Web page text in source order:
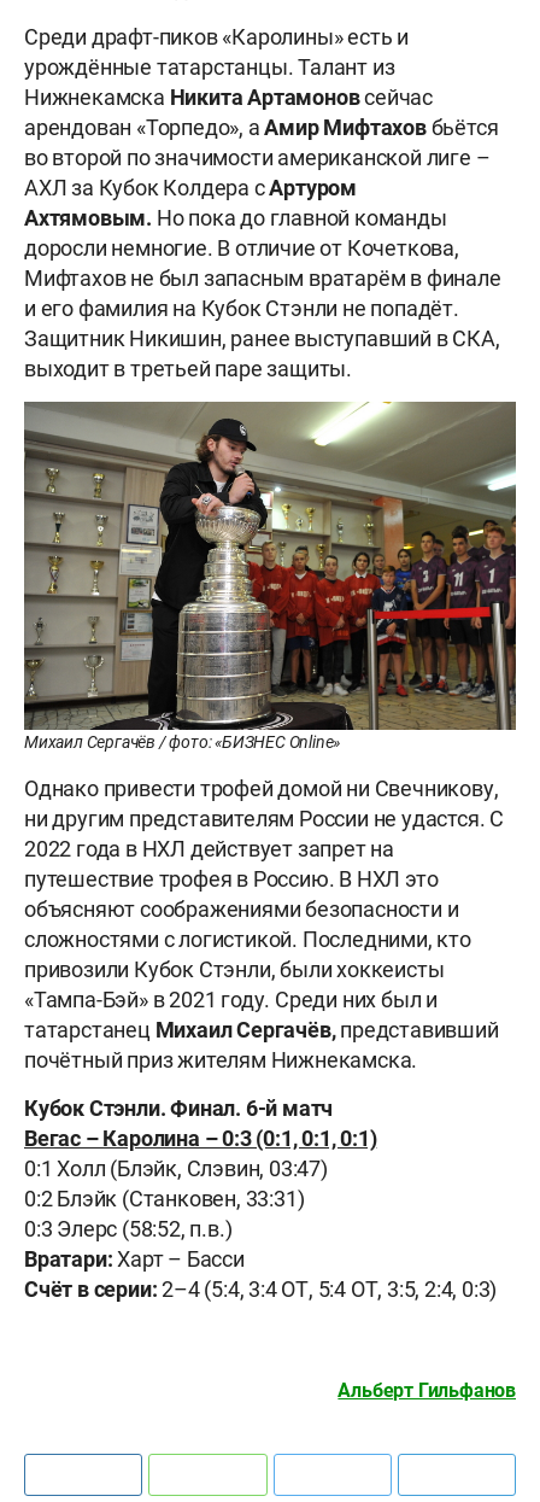
Среди драфт-пиков «Каролины» есть и
урождённые татарстанцы. Талант из
Нижнекамска Никита Артамоновсейчас
арендован «Торпедо», аАмир Мифтаховбьётся
во второй по значимости американской лиге –
АХЛ за Кубок Колдера сАртуром
Ахтямовым. Но пока до главной команды
доросли немногие. В отличие от Кочеткова,
Мифтахов не был запасным вратарём в финале
и его фамилия на Кубок Стэнли не попадёт.
Защитник Никишин, ранее выступавший в СКА,
выходит в третьей паре защиты.
Михаил Сергачёв / фото: «БИЗНЕС Online»
Однако привести трофей домой ни Свечникову,
ни другим представителям России не удастся. С
2022 года в НХЛ действует запрет на
путешествие трофея в Россию. В НХЛ это
объясняют соображениями безопасности и
сложностями с логистикой. Последними, кто
привозили Кубок Стэнли, были хоккеисты
«Тампа-Бэй» в 2021 году. Среди них был и
татарстанец Михаил Сергачёв,представивший
почётный приз жителям Нижнекамска.
Кубок Стэнли. Финал. 6-й матч
Вегас – Каролина – 0:3 (0:1, 0:1, 0:1)
0:1 Холл (Блэйк, Слэвин, 03:47)
0:2 Блэйк (Станковен, 33:31)
0:3 Элерс (58:52, п.в.)
Вратари:Харт – Басси
Счёт в серии:2–4 (5:4, 3:4 ОТ, 5:4 ОТ, 3:5, 2:4, 0:3)
Альберт Гильфанов